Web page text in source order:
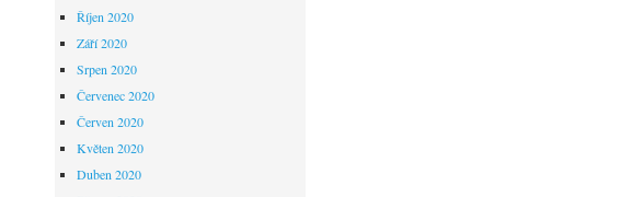
Říjen 2020
Září 2020
Srpen 2020
Červenec 2020
Červen 2020
Květen 2020
Duben 2020